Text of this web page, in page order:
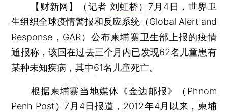
【财新网】（记者刘虹桥）7月4日，世界卫
生组织全球疫情警报和反应系统（Global Alert and
Response，GAR）公布柬埔寨卫生部上报的疫情
通报称，该国在过去三个月内已发现62名儿童患有
某种未知疾病，其中61名儿童死亡。
根据柬埔寨当地媒体《金边邮报》（Phnom
Penh Post）7月4日报道，2012年4月以来，柬埔